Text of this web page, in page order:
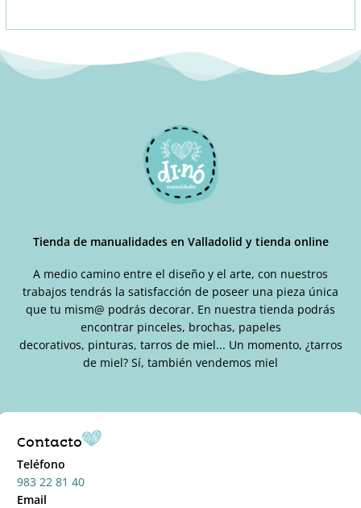
Tienda de manualidades en Valladolid y tienda online
A medio camino entre el diseño y el arte, con nuestros
trabajos tendrás la satisfacción de poseer una pieza única
que tu mism@ podrás decorar. En nuestra tienda podrás
encontrar pinceles, brochas, papeles
decorativos, pinturas, tarros de miel... Un momento, ¿tarros
de miel? Sí, también vendemos miel
Contacto
Teléfono
983 22 81 40
Email